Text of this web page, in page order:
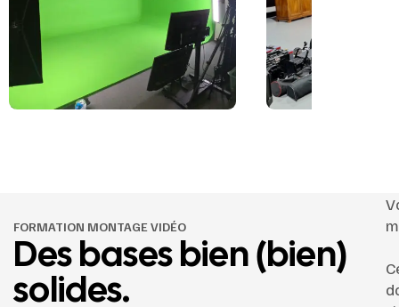
FORMATION MONTAGE VIDÉO
Des bases bien (bien)
solides.